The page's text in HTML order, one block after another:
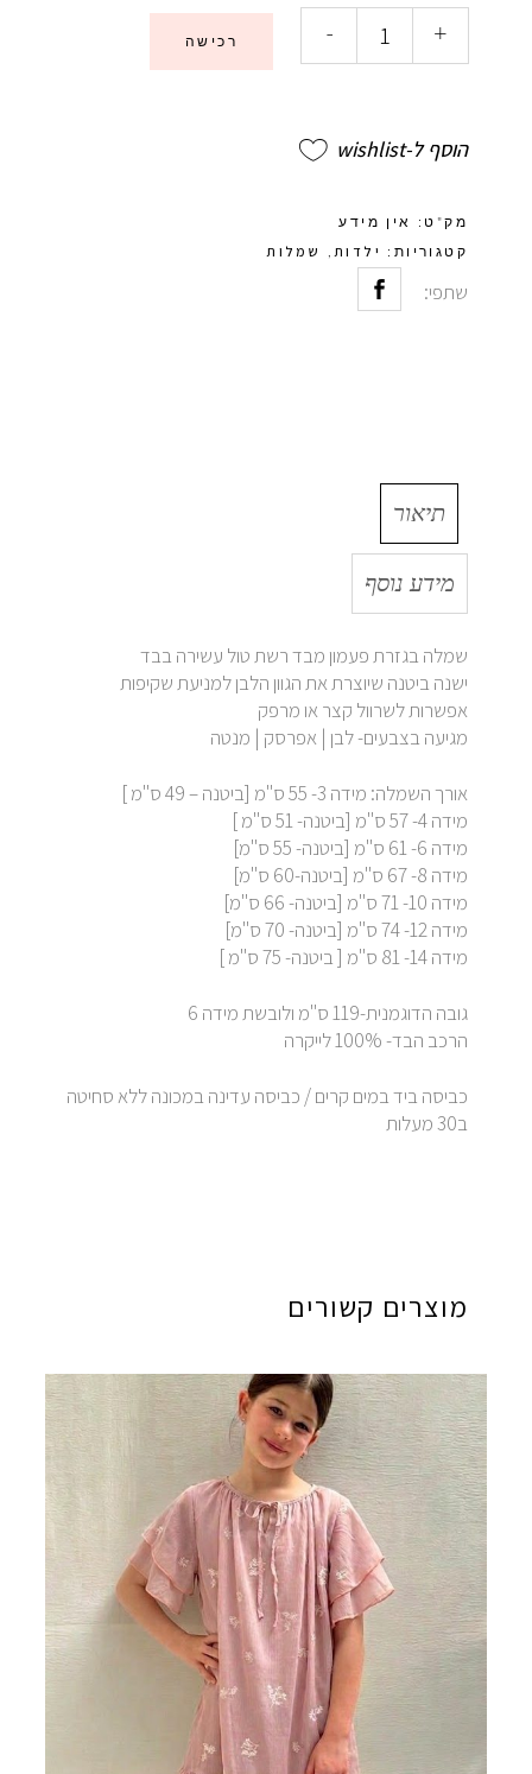
- + רכישה
הוסף ל-wishlist
מק"ט: אין מידע
קטגוריות: ילדות שמלות
שתפי:
תיאור
מידע נוסף
שמלה בגזרת פעמון מבד רשת טול עשירה בבד
ישנה ביטנה שיוצרת את הגוון הלבן למניעת שקיפות
אפשרות לשרוול קצר או מרפק
מגיעה בצבעים- לבן | אפרסק | מנטה
אורך השמלה: מידה 3- 55 ס"מ [ביטנה – 49 ס"מ ]
מידה 4- 57 ס"מ [ביטנה- 51 ס"מ ]
מידה 6- 61 ס"מ [ביטנה- 55 ס"מ]
מידה 8- 67 ס"מ [ביטנה-60 ס"מ]
מידה 10- 71 ס"מ [ביטנה- 66 ס"מ]
מידה 12- 74 ס"מ [ביטנה- 70 ס"מ]
מידה 14- 81 ס"מ [ ביטנה- 75 ס"מ ]
גובה הדוגמנית-119 ס"מ ולובשת מידה 6
הרכב הבד- 100% לייקרה
כביסה ביד במים קרים / כביסה עדינה במכונה ללא סחיטה
ב30 מעלות
מוצרים קשורים